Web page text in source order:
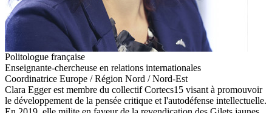
Politologue française
Enseignante-chercheuse en relations internationales
Coordinatrice Europe / Région Nord / Nord-Est
Clara Egger est membre du collectif Cortecs15 visant à promouvoir
le développement de la pensée critique et l'autodéfense intellectuelle.